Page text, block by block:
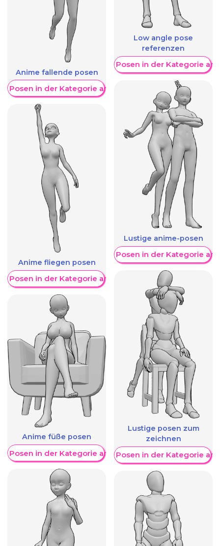
Anime fallende posen
Posen in der Kategorie anzeigen
Anime fliegen posen
Posen in der Kategorie anzeigen
Anime füße posen
Posen in der Kategorie anzeigen
Low angle pose
referenzen
Weitere Posen in der Kategorie
Lustige anime-posen
Weitere Posen in der Kategorie
Lustige posen zum
zeichnen
Weitere Posen in der Kategorie